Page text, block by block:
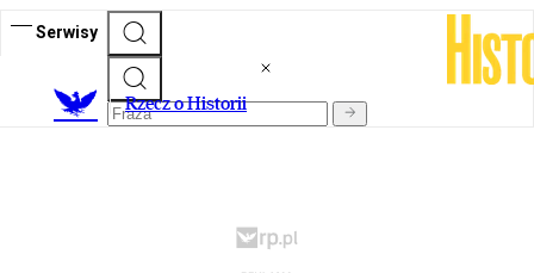
Serwisy
Rzecz o Historii